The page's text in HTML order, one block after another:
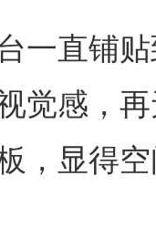
一直铺
觉感，
，显得